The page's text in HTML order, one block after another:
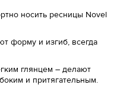
носить ресницы Novel
форму и изгиб, всегда
глянцем – делают
и притягательным.